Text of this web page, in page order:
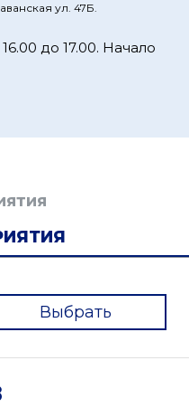
ул. 47Б.
до 17.00. Начало
Выбрать